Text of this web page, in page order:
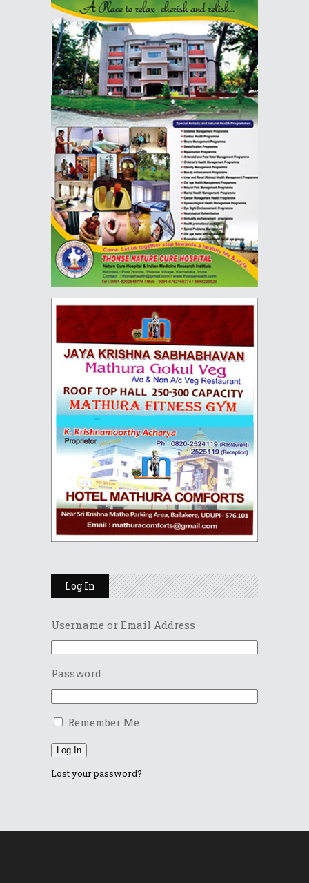
Log In
Username or Email Address
Password
Remember Me
Log In
Lost your password?